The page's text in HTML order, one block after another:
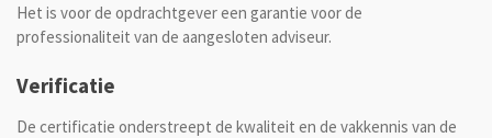
Het is voor de opdrachtgever een garantie voor de
professionaliteit van de aangesloten adviseur.
Verificatie
De certificatie onderstreept de kwaliteit en de vakkennis van de